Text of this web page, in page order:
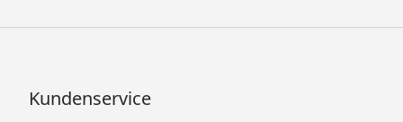
Kundenservice